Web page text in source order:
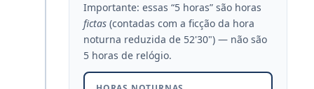
Importante: essas “5 horas” são horas
fictas (contadas com a ficção da hora
noturna reduzida de 52'30") — não são
5 horas de relógio.